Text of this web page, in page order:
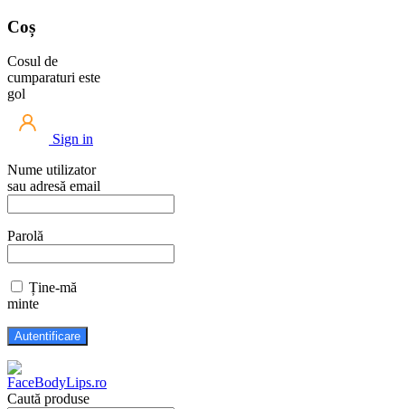
Coș
Cosul de
cumparaturi este
gol
Sign in
Nume utilizator
sau adresă email
Parolă
Ține-mă
minte
Caută produse